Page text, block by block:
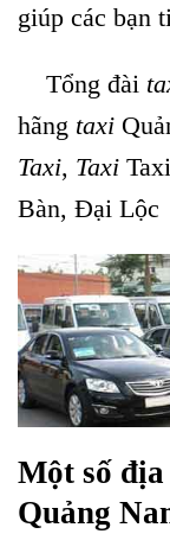
giúp các bạn
Tổng đài
hãng taxi
Taxi, Taxi
Bàn, Đại Lộc
Một số
Quảng